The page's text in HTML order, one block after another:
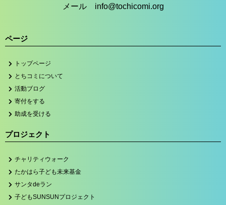
メール info@tochicomi.org
ページ
トップページ
とちコミについて
活動ブログ
寄付をする
助成を受ける
プロジェクト
チャリティウォーク
たかはら子ども未来基金
サンタdeラン
子どもSUNSUNプロジェクト